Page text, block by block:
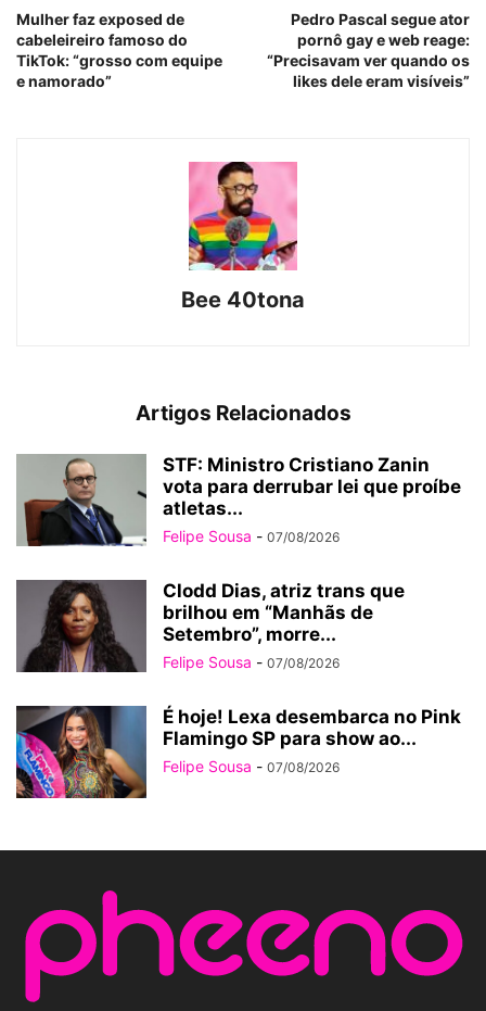
Mulher faz exposed de
cabeleireiro famoso do
TikTok: “grosso com equipe
e namorado”
Pedro Pascal segue ator
pornô gay e web reage:
“Precisavam ver quando os
likes dele eram visíveis”
Bee 40tona
Artigos Relacionados
STF: Ministro Cristiano Zanin
vota para derrubar lei que proíbe
atletas...
Felipe Sousa - 07/08/2026
Clodd Dias, atriz trans que
brilhou em “Manhãs de
Setembro”, morre...
Felipe Sousa - 07/08/2026
É hoje! Lexa desembarca no Pink
Flamingo SP para show ao...
Felipe Sousa - 07/08/2026